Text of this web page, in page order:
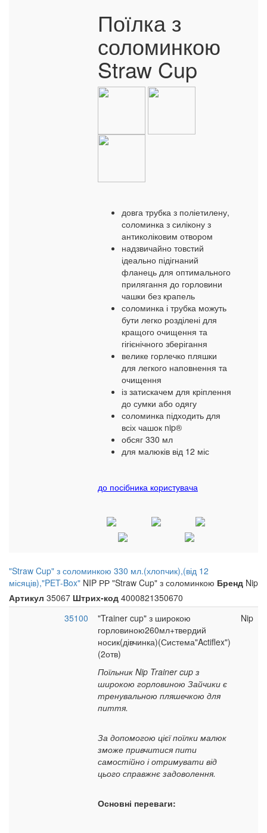
Поїлка з
соломинкою
Straw Cup
довга трубка з поліетилену,
соломинка з силікону з
антиколіковим отвором
надзвичайно товстий
ідеально підігнаний
фланець для оптимального
прилягання до горловини
чашки без крапель
соломинка і трубка можуть
бути легко розділені для
кращого очищення та
гігієнічного зберігання
велике горлечко пляшки
для легкого наповнення та
очищення
із затискачем для кріплення
до сумки або одягу
соломинка підходить для
всіх чашок nip®
обсяг 330 мл
для малюків від 12 міс
до посібника користувача
"Straw Cup" з соломинкою 330 мл.(хлопчик),(від 12
місяців),"PET-Box" NIP РР "Straw Cup" з соломинкою Бренд Nip
Артикул 35067 Штрих-код 4000821350670
35100
"Trainer cup" з широкою
горловиною260мл+твердий
носик(дівчинка)(Система"Actiflex")
(2отв)
Поїльник Nip Trainer cup з
широкою горловиною Зайчики є
тренувальною пляшечкою для
пиття.
За допомогою цієї поїлки малюк
зможе привчитися пити
самостійно і отримувати від
цього справжнє задоволення.
Основні переваги:
Nip